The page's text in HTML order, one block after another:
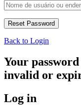
Back to Login
Your
invalid or
Log in